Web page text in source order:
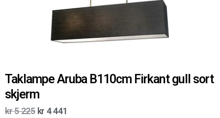
Taklampe Aruba B110cm Firkant gull sort
skjerm
kr5 225 kr 4 441